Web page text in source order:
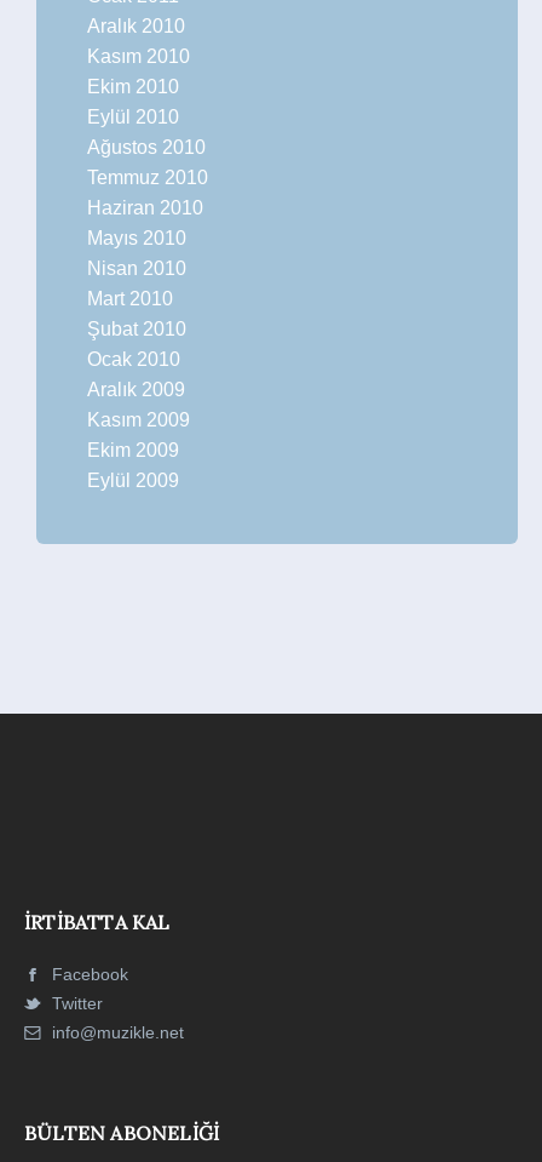
Aralık 2010
Kasım 2010
Ekim 2010
Eylül 2010
Ağustos 2010
Temmuz 2010
Haziran 2010
Mayıs 2010
Nisan 2010
Mart 2010
Şubat 2010
Ocak 2010
Aralık 2009
Kasım 2009
Ekim 2009
Eylül 2009
İRTIBATTA KAL
Facebook
Twitter
info@muzikle.net
BÜLTEN ABONELIĞI